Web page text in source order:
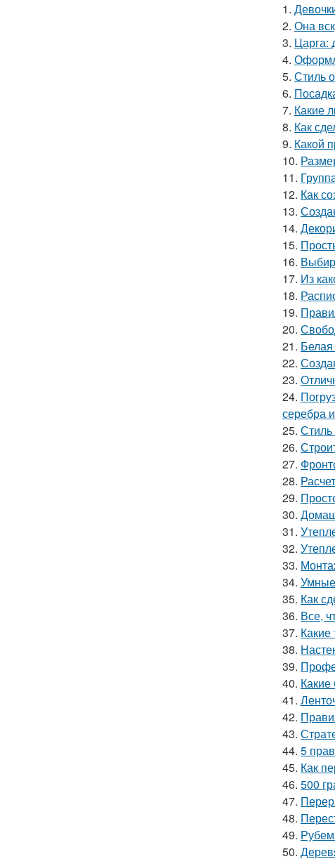
1.
2. Она
3. Царга:
4.
5. Стиль
6.
7. Какие
8. Как
9. Какой
10.
11.
12. Как
13.
14.
15.
16.
17. Из
18.
19.
20.
21. Белая
22.
23.
24.
серебра
25. Стиль
26.
27.
28.
29.
30.
31.
32.
33.
34. Умные
35. Как
36. Все,
37.
38.
39.
40.
41.
42.
43.
44. 5
45. Как
46. 500
47.
48.
49.
50.